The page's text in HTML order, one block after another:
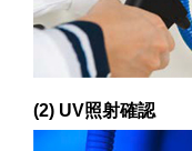
(2) UV照射確認